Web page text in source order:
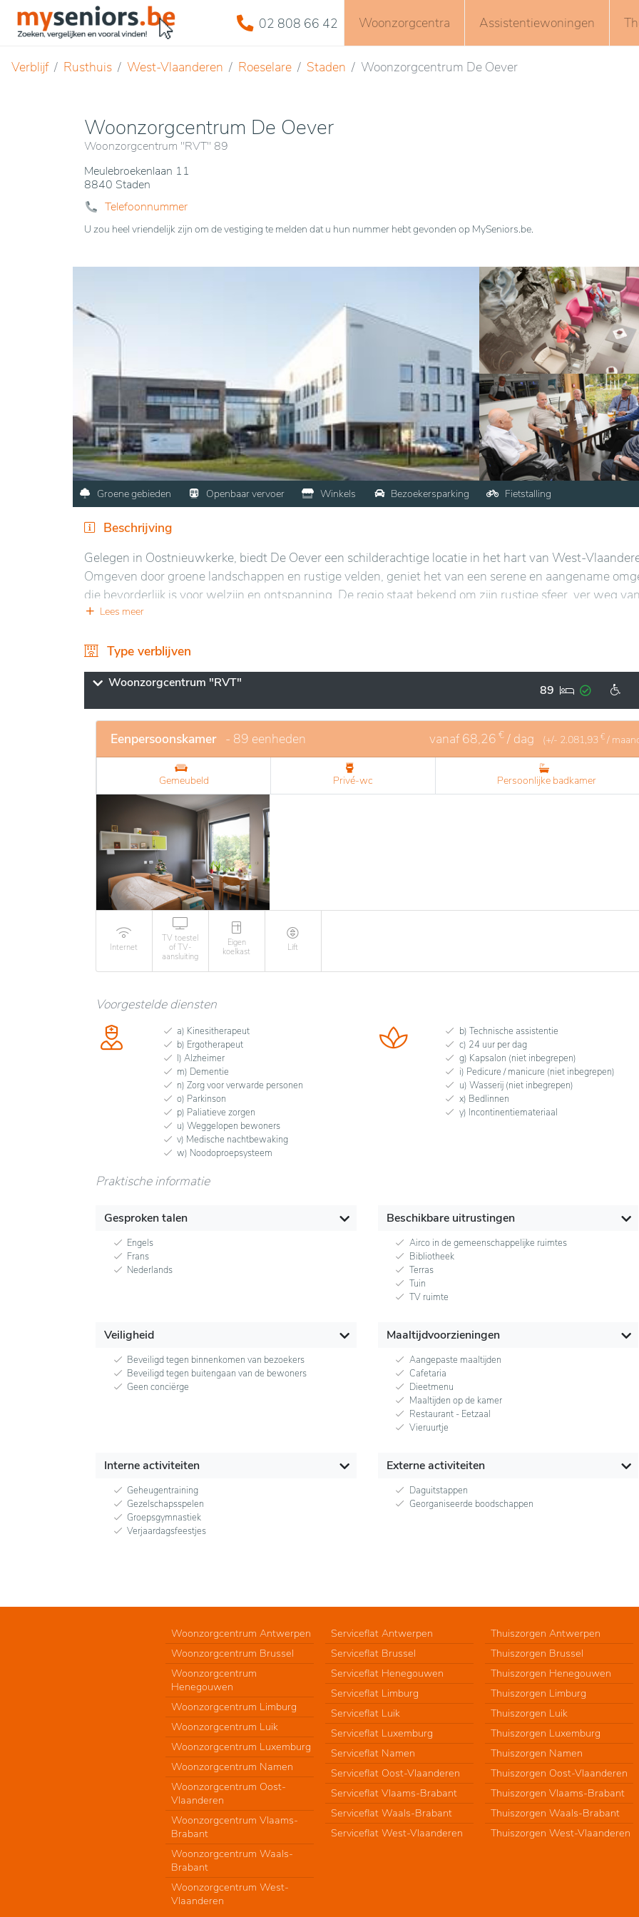
02 808 66 42 Woonzorgcentra Assistentiewoningen
Verblijf Rusthuis West-Vlaanderen Roeselare Staden Woonzorgcentrum De Oever
Woonzorgcentrum De Oever
Woonzorgcentrum "RVT" 89
Meulebroekenlaan 11
8840 Staden
Telefoonnummer
U zou heel vriendelijk zijn om de vestiging te melden dat u hun nummer hebt gevonden op MySeniors.be.
Groene gebieden Openbaar vervoer Winkels Bezoekersparking Fietstalling
Beschrijving
Gelegen in Oostnieuwkerke, biedt De Oever een schilderachtige locatie in het hart van West-
Omgeven door groene landschappen en rustige velden, geniet het van een serene en aangename
die bevorderlijk is voor welzijn en ontspanning. De regio staat bekend om zijn rustige sfeer, ver weg
drukte van de stad, met mogelijkheden voor wandelingen en buitensactiviteiten in een goed bewaard
De faciliteiten bij De Oever zijn ontworpen om comfort en kwaliteit van leven te bieden. De ruimtes zijn
modern en afgestemd op de specifieke behoeften van de bewoners. Het toegewijde personeel zorgt voor
persoonlijke zorg en bevordert autonomie. De aangeboden activiteiten zijn gevarieerd en stimulerend,
waardoor bewoners een actieve en verrijkende sociale leven kunnen behouden.
Lees meer
Type verblijven
Woonzorgcentrum "RVT" 89
Eenpersoonskamer - 89 eenheden vanaf68,26 € / dag (+/- 2.081,93 € /
Gemeubeld Privé-wc Persoonlijke badkamer
Internet
TV toestel
of TV-
aansluiting
Eigen
koelkast
Lift
Voorgestelde diensten
a) Kinesitherapeut
b) Ergotherapeut
l) Alzheimer
m) Dementie
n) Zorg voor verwarde personen
o) Parkinson
p) Paliatieve zorgen
u) Weggelopen bewoners
v) Medische nachtbewaking
w) Noodoproepsysteem
b) Technische assistentie
c) 24 uur per dag
g) Kapsalon (niet inbegrepen)
i) Pedicure / manicure (niet inbegrepen)
u) Wasserij (niet inbegrepen)
x) Bedlinnen
y) Incontinentiemateriaal
Praktische informatie
Gesproken talen
Engels
Frans
Nederlands
Beschikbare uitrustingen
Airco in de gemeenschappelijke ruimtes
Bibliotheek
Terras
Tuin
TV ruimte
Veiligheid
Beveiligd tegen binnenkomen van bezoekers
Beveiligd tegen buitengaan van de bewoners
Geen conciërge
Maaltijdvoorzieningen
Aangepaste maaltijden
Cafetaria
Dieetmenu
Maaltijden op de kamer
Restaurant - Eetzaal
Vieruurtje
Interne activiteiten
Geheugentraining
Gezelschapsspelen
Groepsgymnastiek
Verjaardagsfeestjes
Externe activiteiten
Daguitstappen
Georganiseerde boodschappen
Woonzorgcentrum Antwerpen
Woonzorgcentrum Brussel
Woonzorgcentrum
Henegouwen
Woonzorgcentrum Limburg
Woonzorgcentrum Luik
Woonzorgcentrum Luxemburg
Woonzorgcentrum Namen
Woonzorgcentrum Oost-
Vlaanderen
Woonzorgcentrum Vlaams-
Brabant
Woonzorgcentrum Waals-
Brabant
Woonzorgcentrum West-
Vlaanderen
Serviceflat Antwerpen
Serviceflat Brussel
Serviceflat Henegouwen
Serviceflat Limburg
Serviceflat Luik
Serviceflat Luxemburg
Serviceflat Namen
Serviceflat Oost-Vlaanderen
Serviceflat Vlaams-Brabant
Serviceflat Waals-Brabant
Serviceflat West-Vlaanderen
Thuiszorgen Antwerpen
Thuiszorgen Brussel
Thuiszorgen Henegouwen
Thuiszorgen Limburg
Thuiszorgen Luik
Thuiszorgen Luxemburg
Thuiszorgen Namen
Thuiszorgen Oost-Vlaanderen
Thuiszorgen Vlaams-Brabant
Thuiszorgen Waals-Brabant
Thuiszorgen West-Vlaanderen